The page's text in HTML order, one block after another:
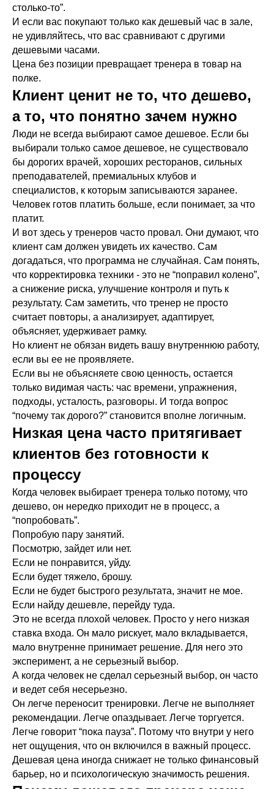
столько-то”.
И если вас покупают только как дешевый час в зале,
не удивляйтесь, что вас сравнивают с другими
дешевыми часами.
Цена без позиции превращает тренера в товар на
полке.
Клиент ценит не то, что дешево,
а то, что понятно зачем нужно
Люди не всегда выбирают самое дешевое. Если бы
выбирали только самое дешевое, не существовало
бы дорогих врачей, хороших ресторанов, сильных
преподавателей, премиальных клубов и
специалистов, к которым записываются заранее.
Человек готов платить больше, если понимает, за что
платит.
И вот здесь у тренеров часто провал. Они думают, что
клиент сам должен увидеть их качество. Сам
догадаться, что программа не случайная. Сам понять,
что корректировка техники - это не “поправил колено”,
а снижение риска, улучшение контроля и путь к
результату. Сам заметить, что тренер не просто
считает повторы, а анализирует, адаптирует,
объясняет, удерживает рамку.
Но клиент не обязан видеть вашу внутреннюю работу,
если вы ее не проявляете.
Если вы не объясняете свою ценность, остается
только видимая часть: час времени, упражнения,
подходы, усталость, разговоры. И тогда вопрос
“почему так дорого?” становится вполне логичным.
Низкая цена часто притягивает
клиентов без готовности к
процессу
Когда человек выбирает тренера только потому, что
дешево, он нередко приходит не в процесс, а
“попробовать”.
Попробую пару занятий.
Посмотрю, зайдет или нет.
Если не понравится, уйду.
Если будет тяжело, брошу.
Если не будет быстрого результата, значит не мое.
Если найду дешевле, перейду туда.
Это не всегда плохой человек. Просто у него низкая
ставка входа. Он мало рискует, мало вкладывается,
мало внутренне принимает решение. Для него это
эксперимент, а не серьезный выбор.
А когда человек не сделал серьезный выбор, он часто
и ведет себя несерьезно.
Он легче переносит тренировки. Легче не выполняет
рекомендации. Легче опаздывает. Легче торгуется.
Легче говорит “пока пауза”. Потому что внутри у него
нет ощущения, что он включился в важный процесс.
Дешевая цена иногда снижает не только финансовый
барьер, но и психологическую значимость решения.